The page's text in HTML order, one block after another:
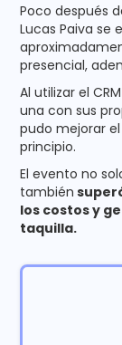
Poco después
Lucas Paiva se
presencial,
Al utilizar el
una con sus
pudo mejorar
principio.
El evento no
también
los costos y
taquilla.